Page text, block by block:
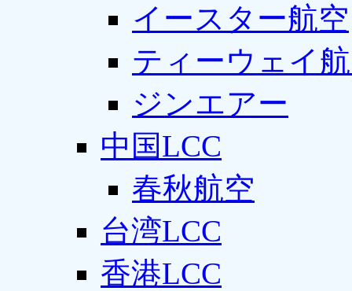
イースター航空
ティーウェイ
ジンエアー
中国LCC
春秋航空
台湾LCC
香港LCC